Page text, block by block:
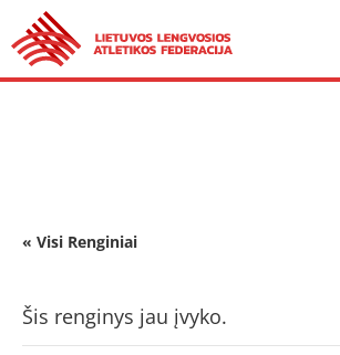
« Visi Renginiai
Šis renginys jau įvyko.